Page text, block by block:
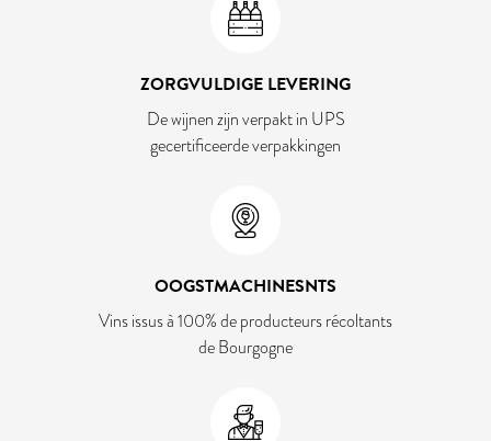
ZORGVULDIGE LEVERING
De wijnen zijn verpakt in UPS
gecertificeerde verpakkingen
OOGSTMACHINESNTS
Vins issus à 100% de producteurs récoltants
de Bourgogne